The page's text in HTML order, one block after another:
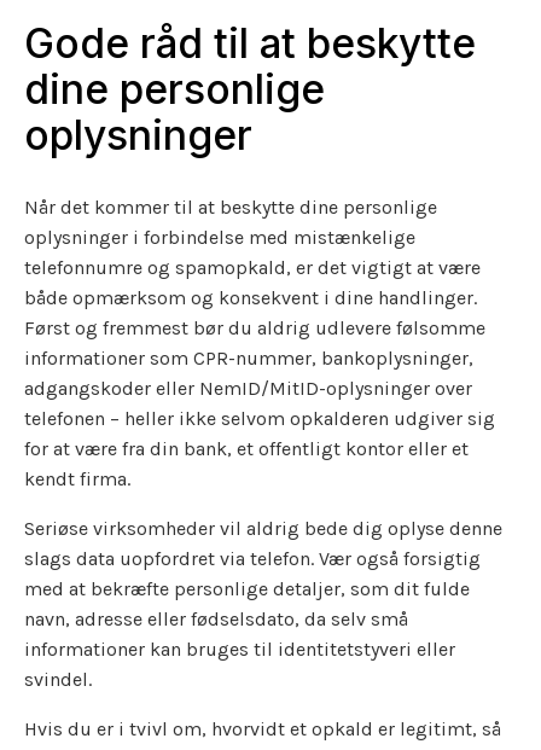
Gode råd til at beskytte
dine personlige
oplysninger
Når det kommer til at beskytte dine personlige
oplysninger i forbindelse med mistænkelige
telefonnumre og spamopkald, er det vigtigt at være
både opmærksom og konsekvent i dine handlinger.
Først og fremmest bør du aldrig udlevere følsomme
informationer som CPR-nummer, bankoplysninger,
adgangskoder eller NemID/MitID-oplysninger over
telefonen – heller ikke selvom opkalderen udgiver sig
for at være fra din bank, et offentligt kontor eller et
kendt firma.
Seriøse virksomheder vil aldrig bede dig oplyse denne
slags data uopfordret via telefon. Vær også forsigtig
med at bekræfte personlige detaljer, som dit fulde
navn, adresse eller fødselsdato, da selv små
informationer kan bruges til identitetstyveri eller
svindel.
Hvis du er i tvivl om, hvorvidt et opkald er legitimt, så